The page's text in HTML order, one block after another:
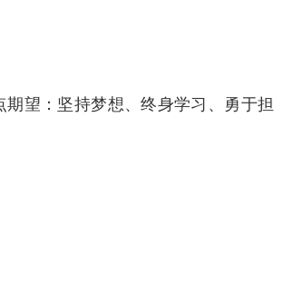
望：坚持梦想、终身学习、勇于担